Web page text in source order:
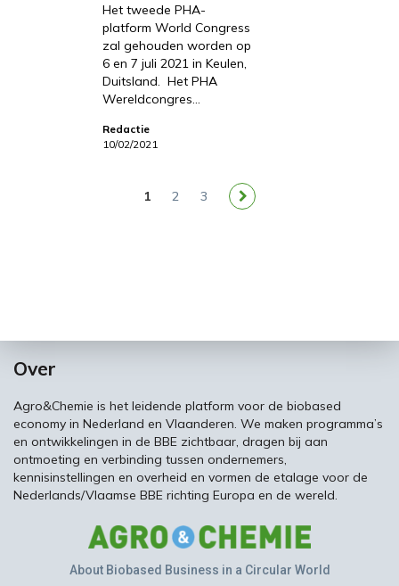
Het tweede PHA-
platform World Congress
zal gehouden worden op
6 en 7 juli 2021 in Keulen,
Duitsland. Het PHA
Wereldcongres…
Redactie
10/02/2021
1 2 3
Over
Agro&Chemie is het leidende platform voor de biobased
economy in Nederland en Vlaanderen. We maken programma’s
en ontwikkelingen in de BBE zichtbaar, dragen bij aan
ontmoeting en verbinding tussen ondernemers,
kennisinstellingen en overheid en vormen de etalage voor de
Nederlands/Vlaamse BBE richting Europa en de wereld.
About Biobased Business in a Circular World